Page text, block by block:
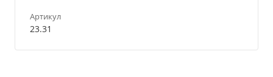
Артикул
23.31